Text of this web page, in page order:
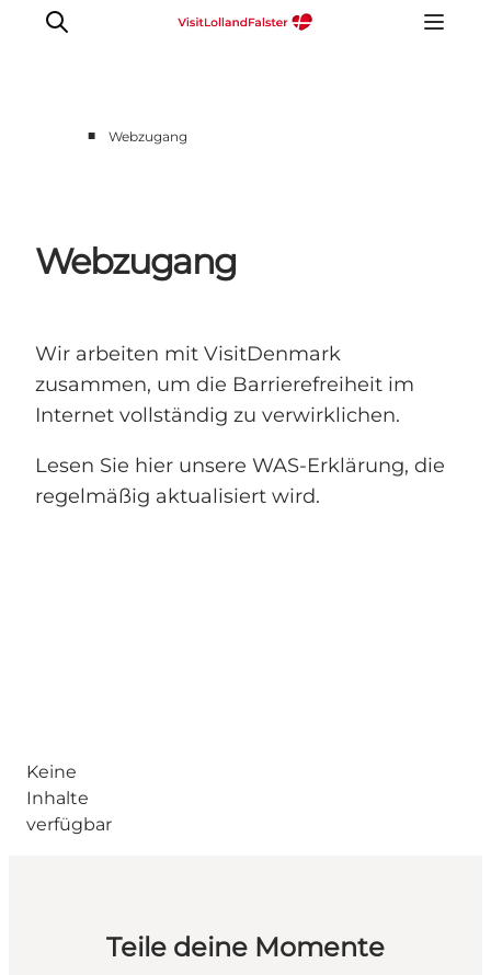
Kultur
Gastronomie
■ Webzugang
Webzugang
Wir arbeiten mit VisitDenmark
zusammen, um die Barrierefreiheit im
Internet vollständig zu verwirklichen.
Lesen Sie hier unsere WAS-Erklärung, die
regelmäßig aktualisiert wird.
Keine
Inhalte
verfügbar
Teile deine Momente